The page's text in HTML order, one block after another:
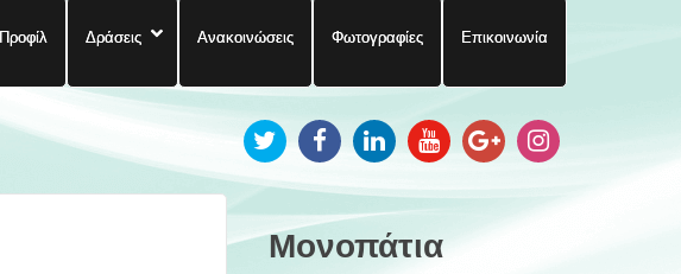
Προφίλ Δράσεις Ανακοινώσεις Φωτογραφίες Επικοινωνία
Μονοπάτια